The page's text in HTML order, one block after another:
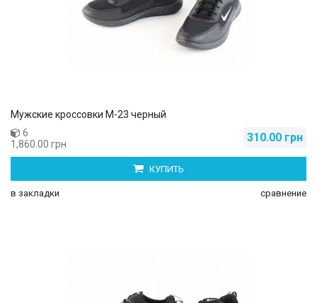
Мужские кроссовки М-23 черный
310.00 грн
6
1,860.00 грн
КУПИТЬ
в закладки сравнение